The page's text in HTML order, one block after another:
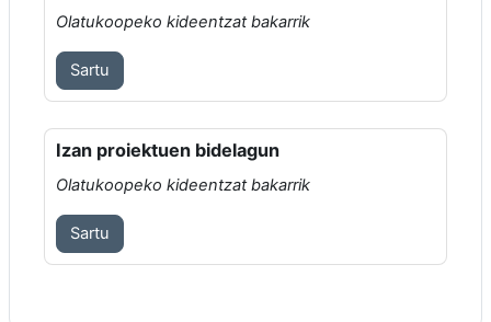
Olatukoopeko kideentzat bakarrik
Sartu
Izan proiektuen bidelagun
Olatukoopeko kideentzat bakarrik
Sartu